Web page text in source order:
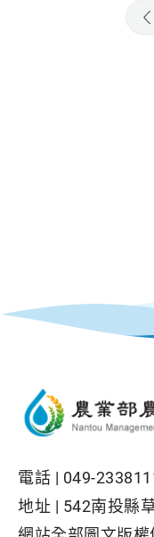
電話 | 049-
地址 | 542南投縣